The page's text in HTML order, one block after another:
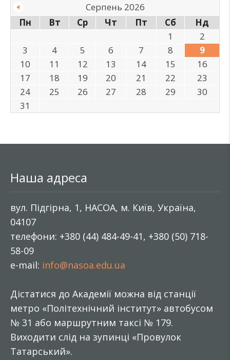
Серпень 2026
Пн
Вт Ср Чт Пт Сб
Нд
1
2
3
4 5 6 7 8
9
10
11 12 13 14 15
16
17
18 19 20 21 22
23
24
25 26 27 28 29
30
31
Наша адреса
вул. Підгірна, 1, НАСОА, м. Київ, Україна,
04107
телефони: +380 (44) 484-49-41, +380 (50) 718-
58-09
e-mail: info@nasoa.edu.ua
Дістатися до Академії можна від станції
метро «Політехнічний інститут» автобусом
№ 31 або маршрутним таксі № 179.
Виходити слід на зупинці «Провулок
Татарський».